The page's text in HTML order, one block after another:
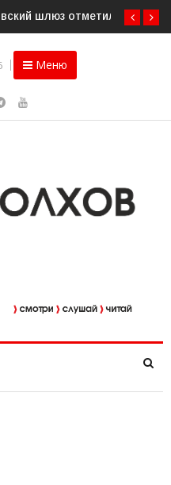
вековой юбилей
Меню